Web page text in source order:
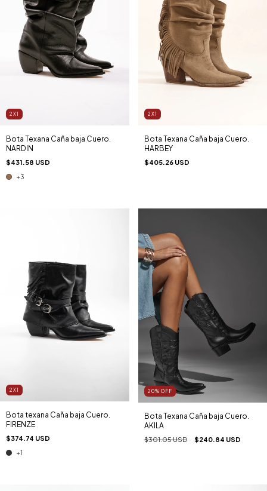
2X1
Bota Texana Caña baja Cuero.
NARDIN
$431.58 USD
+3
2X1
Bota Texana Caña baja Cuero.
HARBEY
$405.26 USD
2X1
Bota texana Caña baja Cuero.
FIRENZE
$374.74 USD
+1
20% OFF
Bota Texana Caña baja Cuero.
AKILA
$301.05 USD $240.84 USD